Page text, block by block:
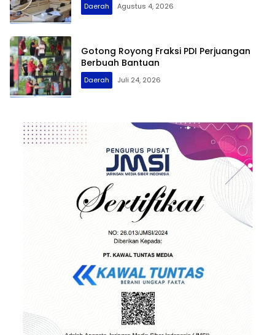
Daerah Agustus 4, 2026
Gotong Royong Fraksi PDI Perjuangan
Berbuah Bantuan
Daerah Juli 24, 2026